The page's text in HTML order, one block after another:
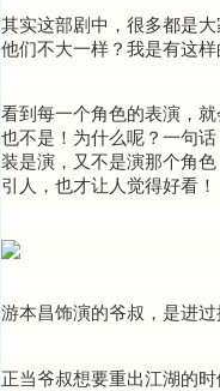
其实这部剧中，很多都是
他们不大一样？我是有这样
看到每一个角色的表演，
也不是！为什么呢？一句
装是演，又不是演那个角
引人，也才让人觉得好看！
游本昌饰演的爷叔，是进
正当爷叔想要重出江湖的